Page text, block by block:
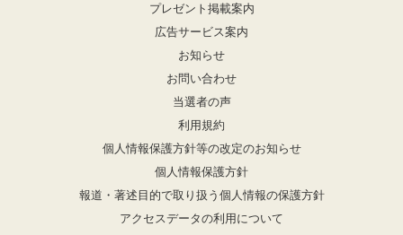
プレゼント掲載案内
広告サービス案内
お知らせ
お問い合わせ
当選者の声
利用規約
個人情報保護方針等の改定のお知らせ
個人情報保護方針
報道・著述目的で取り扱う個人情報の保護方針
アクセスデータの利用について